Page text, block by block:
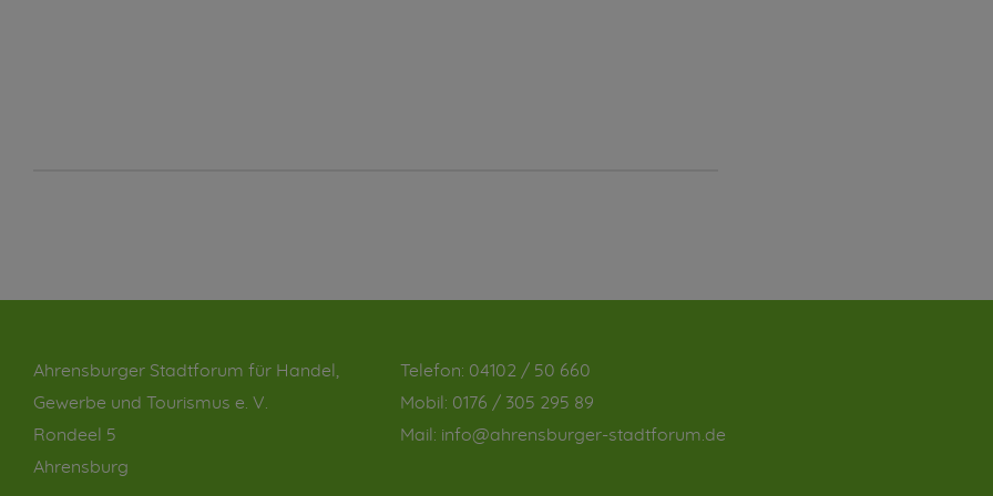
Ahrensburger Stadtforum für Handel,
Gewerbe und Tourismus e. V.
Rondeel 5
Ahrensburg
Telefon: 04102 / 50 660
Mobil: 0176 / 305 295 89
Mail: info@ahrensburger-stadtforum.de